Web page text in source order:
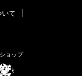
ョップ
いて